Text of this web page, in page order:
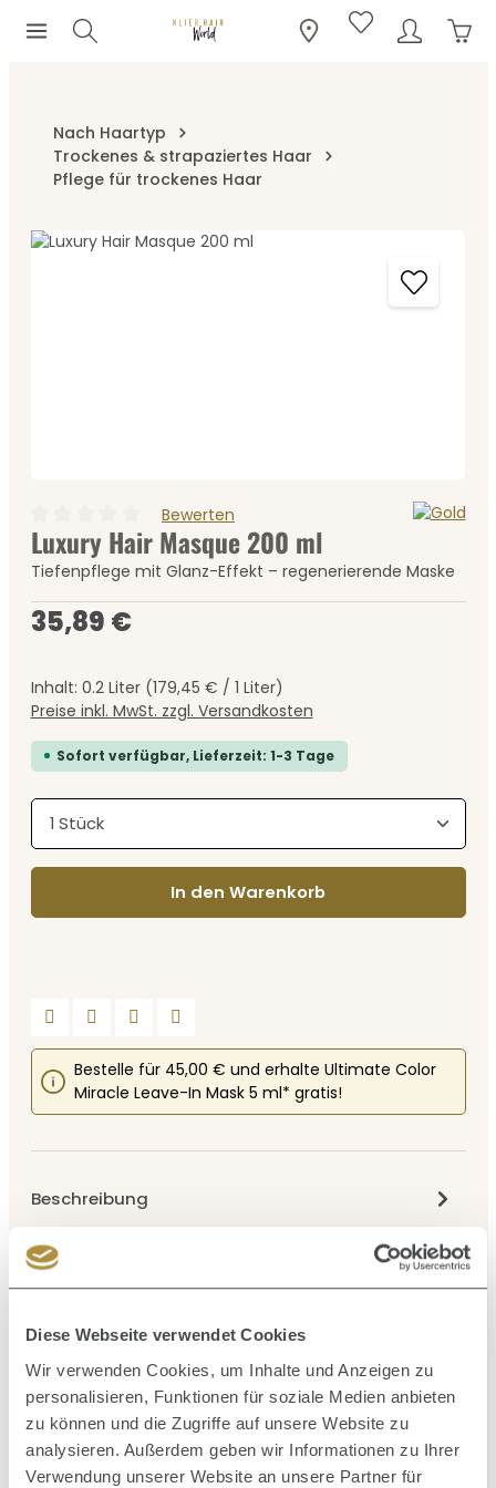
Diese Webseite verwendet Cookies
Wir verwenden Cookies, um Inhalte und Anzeigen zu
personalisieren, Funktionen für soziale Medien anbieten
zu können und die Zugriffe auf unsere Website zu
analysieren. Außerdem geben wir Informationen zu Ihrer
Verwendung unserer Website an unsere Partner für
Zum Hauptinhalt springen
Nach Haartyp
Trockenes & strapaziertes Haar
Pflege für trockenes Haar
Bildergalerie überspringen
Durchschnittliche Bewertung von 0 von 5 Sternen
Bewerten
Luxury Hair Masque 200 ml
Tiefenpflege mit Glanz-Effekt – regenerierende Maske
Regulärer Preis:
35,89 €
Inhalt: 0.2 Liter (179,45 € / 1 Liter)
Preise inkl. MwSt. zzgl. Versandkosten
Sofort verfügbar, Lieferzeit: 1-3 Tage
Produkt Anzahl: Gib den gewünschten Wert
In den Warenkorb
Bestelle für 45,00 € und erhalte Ultimate Color
Miracle Leave-In Mask 5 ml* gratis!
Beschreibung
Intensiv regenerierende Haarmaske für Glanz &
Geschmeidigkeit Die Gold Luxury Hair Masque ist eine
Inhaltsstoffe
Bewertungen